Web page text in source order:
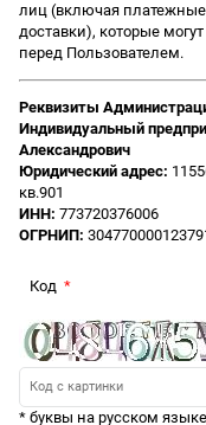
лиц (включая
доставки), которые
перед Пользователем.
Реквизиты
Индивидуальный
Александрович
Юридический адрес:
кв.901
ИНН: 773720376006
ОГРНИП:
Код
* буквы на русском языке